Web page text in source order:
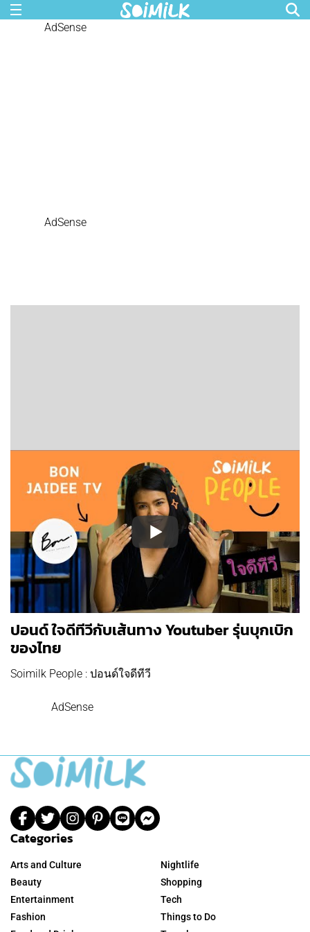
AdSense
AdSense
ปอนด์ ใจดีทีวีกับเส้นทาง Youtuber รุ่นบุกเบิก
ของไทย
Soimilk People : ปอนด์ใจดีทีวี
AdSense
Categories
Arts and Culture
Beauty
Entertainment
Fashion
Nightlife
Shopping
Tech
Things to Do